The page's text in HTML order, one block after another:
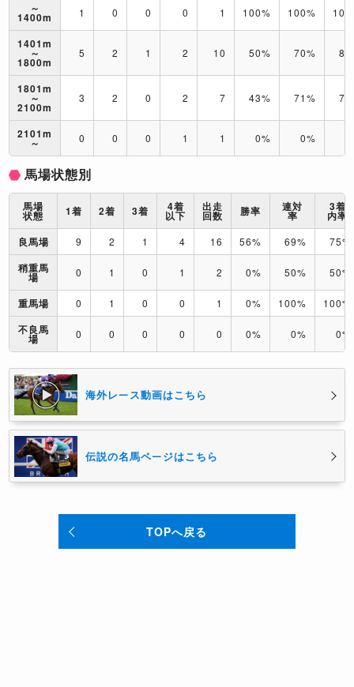
～
1400m 1 0 0 0 1 100% 100%
1401m
～
1800m
5 2 1 2 10 50% 70%
1801m
～
2100m
3 2 0 2 7 43% 71%
2101m
～ 0 0 0 1 1 0% 0%
馬場状態別
馬場
状態 1着 2着 3着 4着
以下
出走
回数 勝率 連対
率
3着
内率
良馬場
9 2 1 4 16 56% 69% 75%
稍重馬
場 0 1 0 1 2 0% 50% 50%
重馬場 0 1 0 0 1 0% 100% 100%
不良馬
場 0 0 0 0 0 0% 0% 0%
海外レース動画はこちら
伝説の名馬ページはこちら
TOPへ戻る